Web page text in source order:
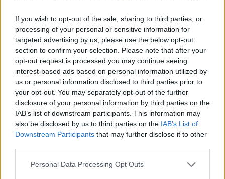
If you wish to opt-out of the sale, sharing to third parties, or
processing of your personal or sensitive information for
targeted advertising by us, please use the below opt-out
section to confirm your selection. Please note that after your
opt-out request is processed you may continue seeing
interest-based ads based on personal information utilized by
us or personal information disclosed to third parties prior to
your opt-out. You may separately opt-out of the further
disclosure of your personal information by third parties on the
IAB’s list of downstream participants. This information may
also be disclosed by us to third parties on the IAB’s List of
Downstream Participants that may further disclose it to other
Personal Data Processing Opt Outs
ország még inkább eladósodna - írja egy cseh
napilap, a Hospodárské Noviny.
Az MTI tudósítása szerint az újság rámutat: a mai
magyarországi helyzetben összefonódik a korábbi
kormányok pazarló és populista politikája következtében
kialakult költségvetési hiány a globális válsággal és a
külföldi beruházások megfogyatkozásával. Mindezt tetézi
a háztartások eladósodása, az ország súlyos politikai
megosztottsága, aminek következtében nő...
KEDVES OLVASÓNK!